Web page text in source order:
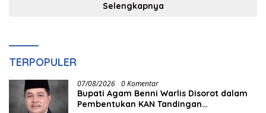
Selengkapnya
TERPOPULER
07/08/2026 0 Komentar
Bupati Agam Benni Warlis Disorot dalam
Pembentukan KAN Tandingan